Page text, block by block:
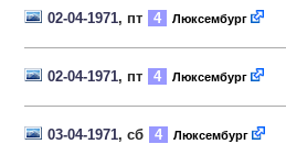
02-04-1971, пт 4 Люксембург
02-04-1971, пт 4 Люксембург
03-04-1971, сб 4 Люксембург